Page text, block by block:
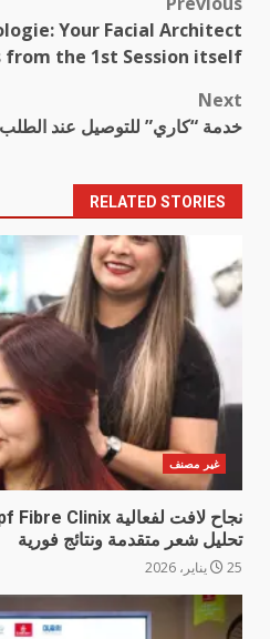
Post
navigation
Your Facial Architect
from the 1st Session itself!
Next
خدمة “كاري” للتوصيل عند
RELATED STORIES
غير مصنف
تحليل شعر متقدمة ونتائج فورية
25 يناير، 2026